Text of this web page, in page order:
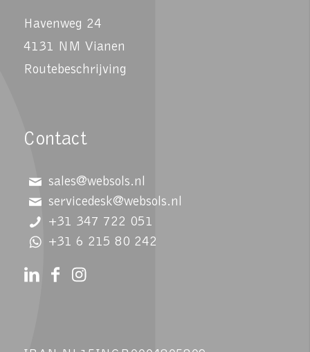
Havenweg 24
4131 NM Vianen
Routebeschrijving
Contact
sales@websols.nl
servicedesk@websols.nl
+31 347 722 051
+31 6 215 80 242